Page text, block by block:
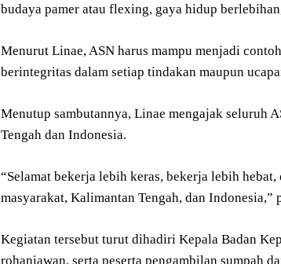
budaya pamer atau flexing, gaya hidup
Menurut Linae, ASN harus mampu menjadi
berintegritas dalam setiap tindakan maupun
Menutup sambutannya, Linae mengajak seluruh
Tengah dan Indonesia.
“Selamat bekerja lebih keras, bekerja lebih
masyarakat, Kalimantan Tengah, dan Indonesia,”
Kegiatan tersebut turut dihadiri Kepala Badan
rohaniawan, serta peserta pengambilan sumpah